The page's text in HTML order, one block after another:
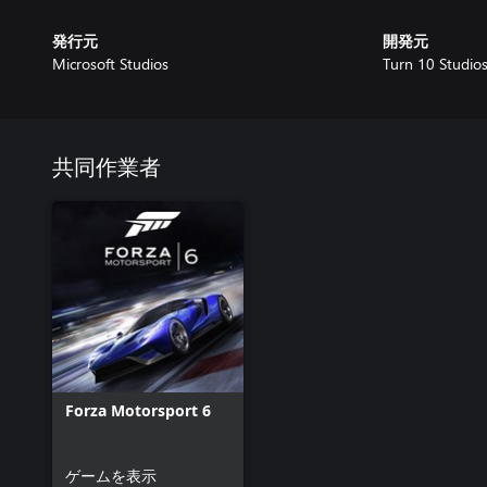
発行元
Microsoft Studios
開発元
Turn 10 Studios
共同作業者
Forza Motorsport 6
ゲームを表示